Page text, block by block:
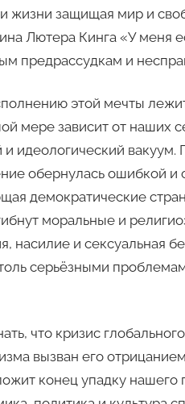
жизни защищая мир и
Лютера Кинга «У меня
предрассудкам и
этой мечты
мере зависит от
идеологический вакуум.
обернулась ошибкой и
демократические
моральные и
насилие и сексуальная
серьёзными
что кризис
вызван его
конец упадку